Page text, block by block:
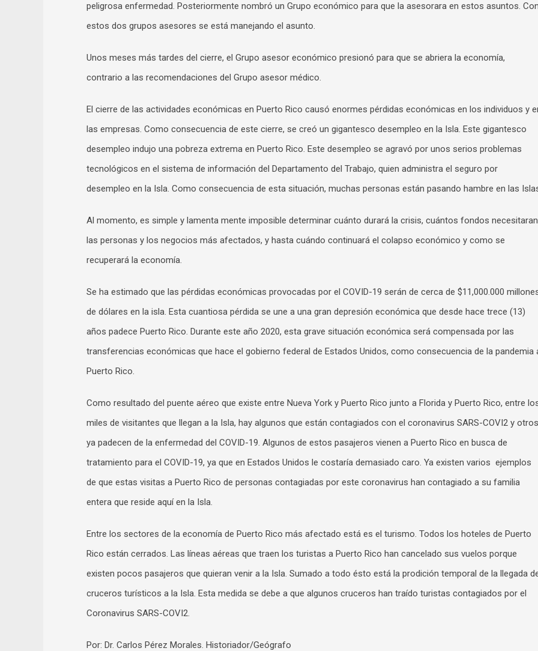
peligrosa enfermedad. Posteriormente nombró un Grupo económico para que la asesorara en estos asuntos.
estos dos grupos asesores se está manejando el asunto.
Unos meses más tardes del cierre, el Grupo asesor económico presionó para que se abriera la economía,
contrario a las recomendaciones del Grupo asesor médico.
El cierre de las actividades económicas en Puerto Rico causó enormes pérdidas económicas en los individuos y
las empresas. Como consecuencia de este cierre, se creó un gigantesco desempleo en la Isla. Este gigantesco
desempleo indujo una pobreza extrema en Puerto Rico. Este desempleo se agravó por unos serios problemas
tecnológicos en el sistema de información del Departamento del Trabajo, quien administra el seguro por
desempleo en la Isla. Como consecuencia de esta situación, muchas personas están pasando hambre en las
Al momento, es simple y lamenta mente imposible determinar cuánto durará la crisis, cuántos fondos necesitaran
las personas y los negocios más afectados, y hasta cuándo continuará el colapso económico y como se
recuperará la economía.
Se ha estimado que las pérdidas económicas provocadas por el COVID-19 serán de cerca de $11,000.000
de dólares en la isla. Esta cuantiosa pérdida se une a una gran depresión económica que desde hace trece (13)
años padece Puerto Rico. Durante este año 2020, esta grave situación económica será compensada por las
transferencias económicas que hace el gobierno federal de Estados Unidos, como consecuencia de la pandemia
Puerto Rico.
Como resultado del puente aéreo que existe entre Nueva York y Puerto Rico junto a Florida y Puerto Rico, entre
miles de visitantes que llegan a la Isla, hay algunos que están contagiados con el coronavirus SARS-COVI2 y otros
ya padecen de la enfermedad del COVID-19. Algunos de estos pasajeros vienen a Puerto Rico en busca de
tratamiento para el COVID-19, ya que en Estados Unidos le costaría demasiado caro. Ya existen varios ejemplos
de que estas visitas a Puerto Rico de personas contagiadas por este coronavirus han contagiado a su familia
entera que reside aquí en la Isla.
Entre los sectores de la economía de Puerto Rico más afectado está es el turismo. Todos los hoteles de Puerto
Rico están cerrados. Las líneas aéreas que traen los turistas a Puerto Rico han cancelado sus vuelos porque
existen pocos pasajeros que quieran venir a la Isla. Sumado a todo ésto está la prodición temporal de la llegada
cruceros turísticos a la Isla. Esta medida se debe a que algunos cruceros han traído turistas contagiados por el
Coronavirus SARS-COVI2.
Por: Dr. Carlos Pérez Morales. Historiador/Geógrafo